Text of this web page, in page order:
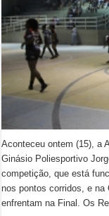
Aconteceu ontem (15), a
Ginásio Poliesportivo
competição, que está
nos pontos corridos, e na
enfrentam na Final. Os